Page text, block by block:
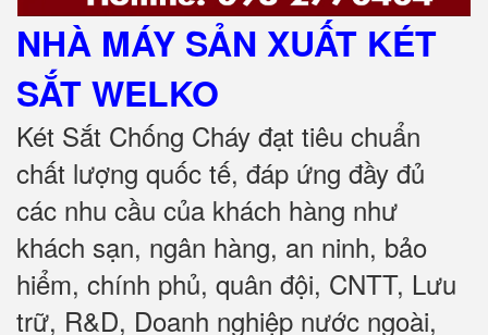
NHÀ MÁY SẢN XUẤT KÉT
SẮTWELKO
Két Sắt Chống Cháy đạt tiêu chuẩn
chất lượng quốc tế, đáp ứng đầy đủ
các nhu cầu của khách hàng như
khách sạn, ngân hàng, an ninh, bảo
hiểm, chính phủ, quân đội, CNTT, Lưu
trữ, R&D, Doanh nghiệp nước ngoài,